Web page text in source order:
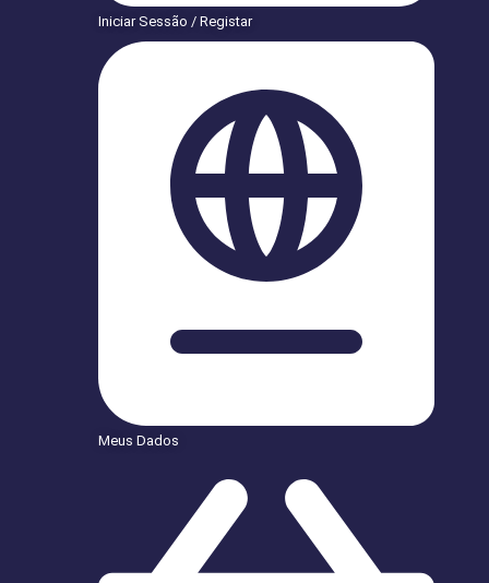
Iniciar Sessão / Registar
Meus Dados